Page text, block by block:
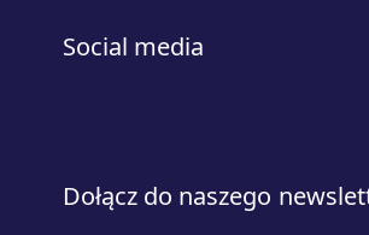
Social media
Dołącz do naszego